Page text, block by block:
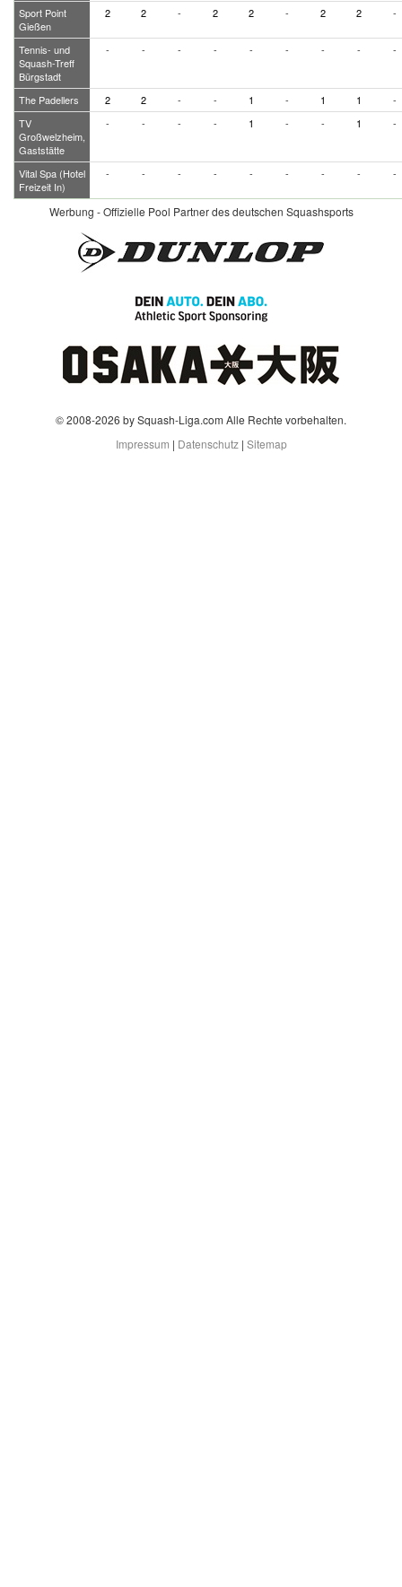
Sport Point
Gießen
2 2 - 2 2 - 2 2 -
Tennis- und
Squash-Treff
Bürgstadt
- - - - - - - - -
The Padellers 2 2 - - 1 - 1 1
-
TV
Großwelzheim,
Gaststätte
- - - - 1 - - 1 -
Vital Spa (Hotel
Freizeit In)
- - - - - - - - -
Werbung - Offizielle Pool Partner des deutschen Squashsports
© 2008-2026 by Squash-Liga.com Alle Rechte vorbehalten.
Impressum | Datenschutz| Sitemap